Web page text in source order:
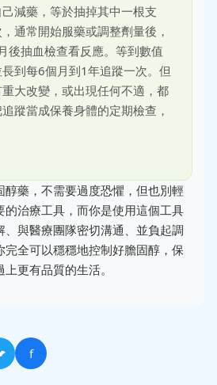
減藥，等於抽掉其中一根支
通常開始服藥或調整劑量後，
後抽血檢查看反應。等到數值
到每6個月到1年追蹤一次。但
大改變，或出現任何不適，都
蹤當成保養身體的定期檢查，
藥，不需要過度恐懼，但也別輕
的治療工具，而你是使用這個工具
、與醫療團隊密切溝通、並負起調
完全可以穩穩地控制好膽固醇，保
更有品質的生活。
f